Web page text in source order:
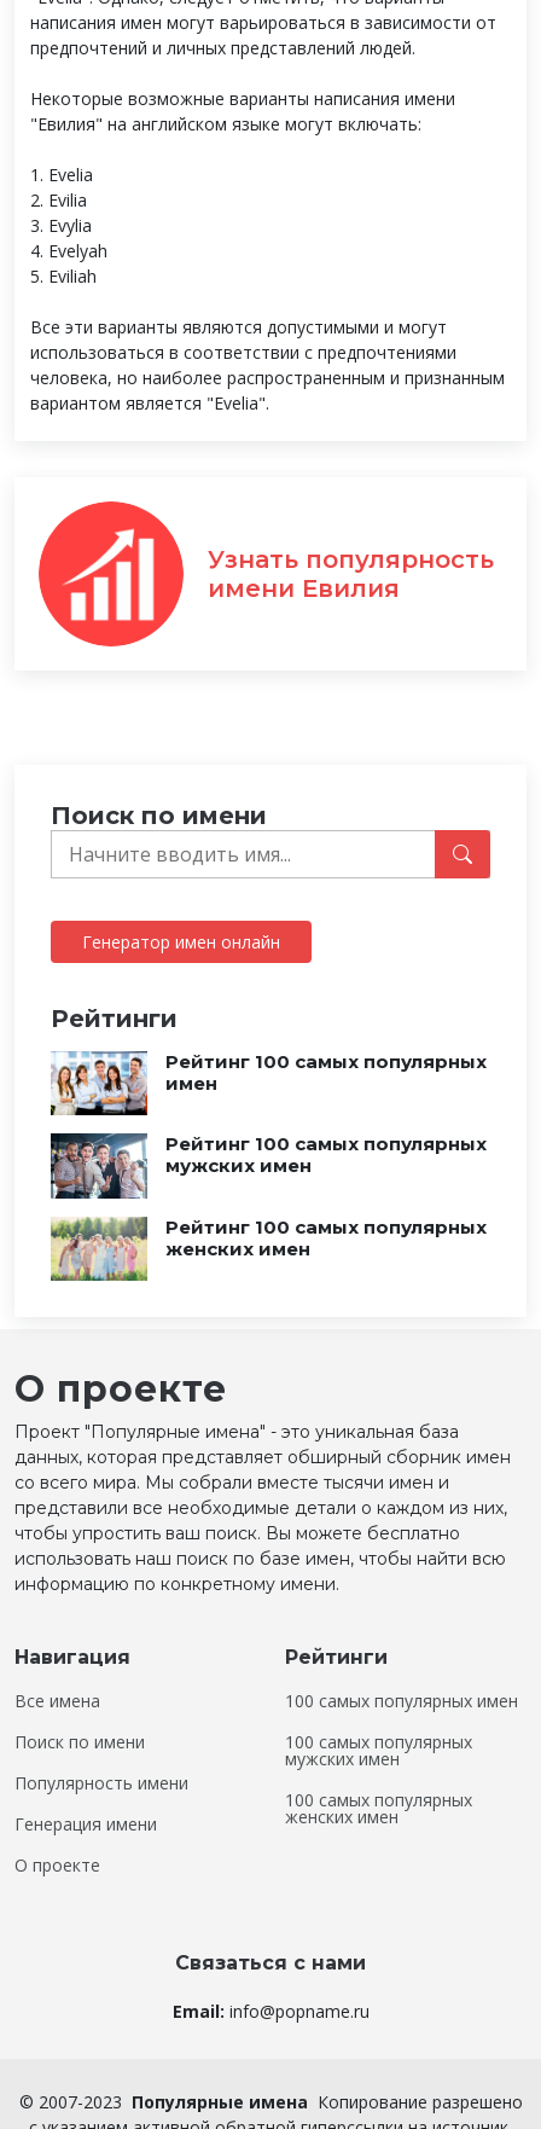
написания имен могут варьироваться в зависимости от
предпочтений и личных представлений людей.
Некоторые возможные варианты написания имени
"Евилия" на английском языке могут включать:
1. Evelia
2. Evilia
3. Evylia
4. Evelyah
5. Eviliah
Все эти варианты являются допустимыми и могут
использоваться в соответствии с предпочтениями
человека, но наиболее распространенным и признанным
вариантом является "Evelia".
Узнать популярность
имени Евилия
Поиск по имени
Генератор имен онлайн
Рейтинги
Рейтинг 100 самых популярных
имен
Рейтинг 100 самых популярных
мужских имен
Рейтинг 100 самых популярных
женских имен
О проекте
Проект "Популярные имена" - это уникальная база
данных, которая представляет обширный сборник имен
со всего мира. Мы собрали вместе тысячи имен и
представили все необходимые детали о каждом из них,
чтобы упростить ваш поиск. Вы можете бесплатно
использовать наш поиск по базе имен, чтобы найти всю
информацию по конкретному имени.
Навигация
Все имена
Поиск по имени
Популярность имени
Генерация имени
О проекте
Рейтинги
100 самых популярных имен
100 самых популярных
мужских имен
100 самых популярных
женских имен
Связаться с нами
Email: info@popname.ru
© 2007-2023 Популярные имена Копирование разрешено